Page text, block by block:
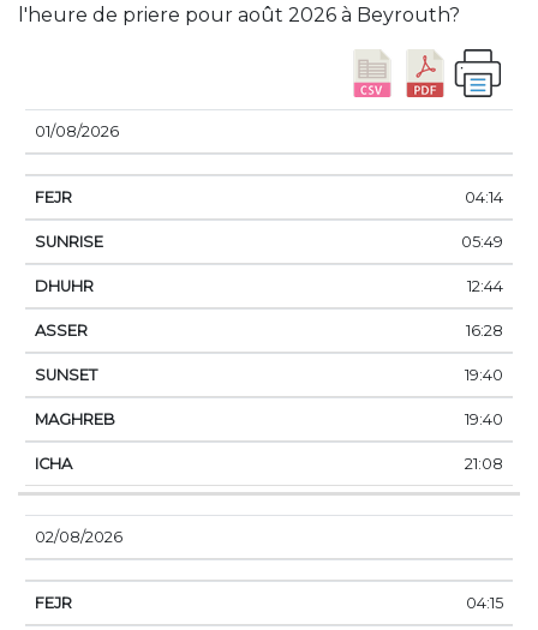
l'heure de priere pour août 2026 à Beyrouth?
DATE
01/08/2026
04:14
05:49
12:44
16:28
19:40
19:40
21:08
02/08/2026
04:15